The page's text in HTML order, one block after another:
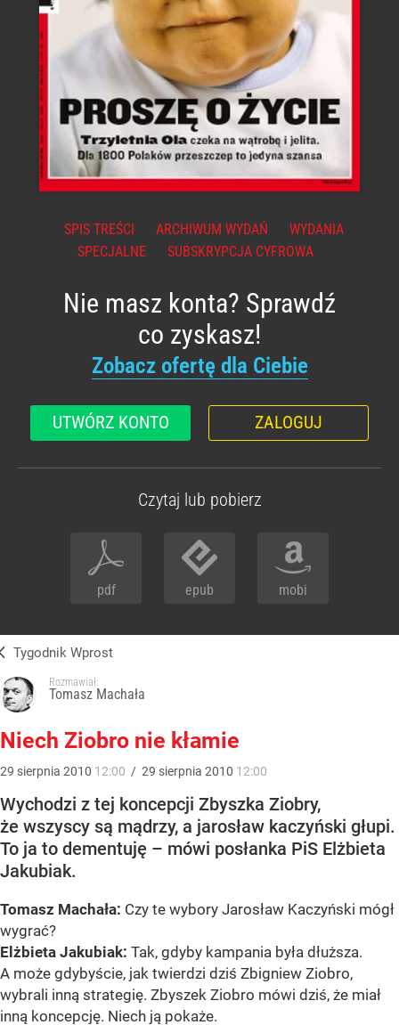
SPIS TREŚCI ARCHIWUM WYDAŃ
WYDANIA
SPECJALNE
SUBSKRYPCJA CYFROWA
Nie masz konta? Sprawdź
co zyskasz!
Zobacz ofertę dla Ciebie
UTWÓRZ KONTO ZALOGUJ
Czytaj lub pobierz
pdf epub mobi
Tygodnik Wprost
Rozmawiał:
Tomasz Machała
Niech Ziobro nie kłamie
29 sierpnia 2010 12:00 / 29 sierpnia 2010 12:00
Wychodzi z tej koncepcji Zbyszka Ziobry,
że wszyscy są mądrzy, a jarosław kaczyński głupi.
To ja to dementuję – mówi posłanka PiS Elżbieta
Jakubiak.
Tomasz Machała: Czy te wybory Jarosław Kaczyński mógł
wygrać?
Elżbieta Jakubiak: Tak, gdyby kampania była dłuższa.
A może gdybyście, jak twierdzi dziś Zbigniew Ziobro,
wybrali inną strategię. Zbyszek Ziobro mówi dziś, że miał
inną koncepcję. Niech ją pokaże.